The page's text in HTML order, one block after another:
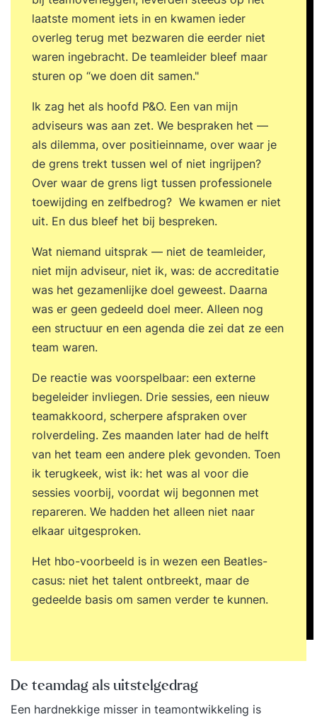
vertonen. Dagelijkse gebruiken die horen bij
zelforganisatie en zelfsturing:
Teamvolwassenheid is een belangrijke indicator
voor het slagen van zelforganisatie en
goede samenwerking. Je leert hoe teams zich
ontwikkelen en welke effectieve interventies je
kunt doen bij het vergroten van vertrouwen,
omgaan met conflicten of disfunctioneren in een
team. Zelforganiserende en zelfsturende teams
dienen in staat te zijn om zelf de voortgang van
het werk te inspecteren. Je leert hoe teams
effectief overleggen en elkaar verantwoordelijk
houden. Besluitvorming binnen zelforganiserende
teams. Dag 2Mensgerichte gebruiken die horen
bij zelforganisatie en zelfsturing: Je leert teams
organiseren van functies naar flexibele
rollen. Hierdoor zijn teams in staat wendbaar te
definiëren en talenten te benutten. Hoe ga je om
met feedback en performance binnen
zelforganisatie? We staan stil bij verschillende
feedback en performance processen.
Zelforganisatie of zelfsturing inrichten: Je leert
de randvoorwaarden en succesfactoren voor
zelforganisatie en zelfsturing. Een
heldere purpose houdt teams bij elkaar en geeft
richting aan alles wat er in een organisatie
gebeurt. Je leert kaders stellen en teams met
elkaar verbinden (alignment). Wat
zijn organisatiestructuren voor zelforganisatie en
met professioneel & gelijkwaardig samenwerken.
We hebben honderden teams succesvol begeleid
laatste moment iets in en kwamen ieder
overleg terug met bezwaren die eerder niet
waren ingebracht. De teamleider bleef maar
sturen op “we doen dit samen."
Ik zag het als hoofd P&O. Een van mijn
adviseurs was aan zet. We bespraken het —
als dilemma, over positieinname, over waar je
de grens trekt tussen wel of niet ingrijpen?
Over waar de grens ligt tussen professionele
toewijding en zelfbedrog? We kwamen er niet
uit. En dus bleef het bij bespreken.
Wat niemand uitsprak — niet de teamleider,
niet mijn adviseur, niet ik, was: de accreditatie
was het gezamenlijke doel geweest. Daarna
was er geen gedeeld doel meer. Alleen nog
een structuur en een agenda die zei dat ze een
team waren.
De reactie was voorspelbaar: een externe
begeleider invliegen. Drie sessies, een nieuw
teamakkoord, scherpere afspraken over
rolverdeling. Zes maanden later had de helft
van het team een andere plek gevonden. Toen
ik terugkeek, wist ik: het was al voor die
sessies voorbij, voordat wij begonnen met
repareren. We hadden het alleen niet naar
elkaar uitgesproken.
Het hbo-voorbeeld is in wezen een Beatles-
casus: niet het talent ontbreekt, maar de
gedeelde basis om samen verder te kunnen.
De teamdag als uitstelgedrag
Een hardnekkige misser in teamontwikkeling is